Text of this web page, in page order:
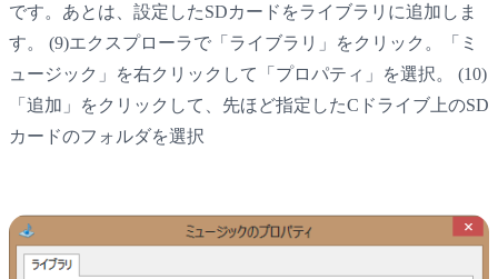
です。あとは、設定したSDカードをライブラリに追加しま
す。 (9)エクスプローラで「ライブラリ」をクリック。「ミ
ュージック」を右クリックして「プロパティ」を選択。 (10)
「追加」をクリックして、先ほど指定したCドライブ上のSD
カードのフォルダを選択